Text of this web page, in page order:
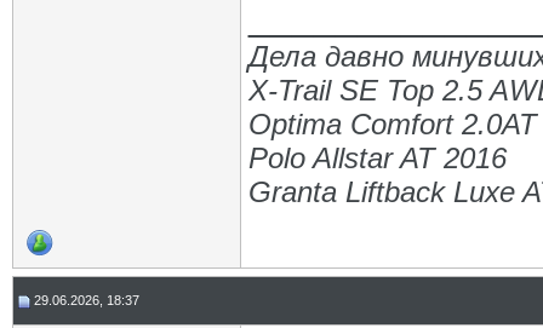
Дела давно
X-Trail SE Top 2.5
Optima Comfort
Polo Allstar AT 2016
Granta Liftback Luxe
29.06.2026, 18:37